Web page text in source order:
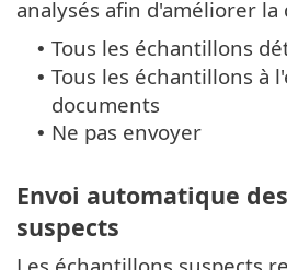
analysés afin d'améliorer
• Tous les échantillons
• Tous les échantillons à
documents
• Ne pas envoyer
Envoi automatique
suspects